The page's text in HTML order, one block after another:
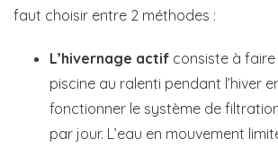
faut choisir entre 2 méthodes :
L’hivernage actif consiste à
piscine au ralenti pendant l’hiver
fonctionner le système de
par jour. L’eau en mouvement